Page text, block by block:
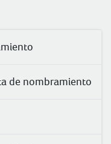
de nombramiento